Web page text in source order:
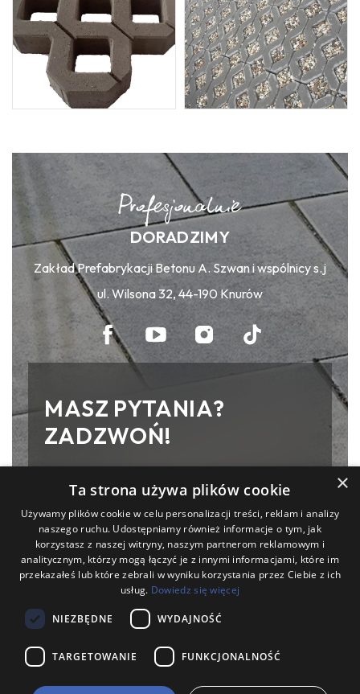
MASZ PYTANIA?
ZADZWOŃ!
ul. Wilsona 32, 44-190 Knurów
(32) 236 16 91
504 096 516
DORADZIMY
Zakład Prefabrykacji Betonu A. Szwan i wspólnicy s.j
ul. Wilsona 32, 44-190 Knurów
×
Ta strona używa plików cookie
Używamy plików cookie w celu personalizacji treści, reklam i analizy
naszego ruchu. Udostępniamy również informacje o tym, jak
korzystasz z naszej witryny, naszym partnerom reklamowym i
analitycznym, którzy mogą łączyć je z innymi informacjami, które im
przekazałeś lub które zebrali w wyniku korzystania przez Ciebie z ich
usług. Dowiedz się więcej
NIEZBĘDNE WYDAJNOŚĆ
TARGETOWANIE FUNKCJONALNOŚĆ